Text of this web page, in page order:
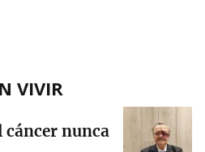
VIVIR
cáncer nunca